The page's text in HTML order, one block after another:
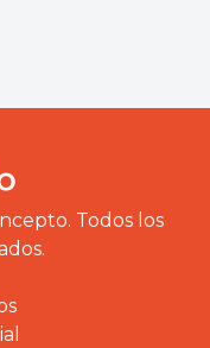
Todos los